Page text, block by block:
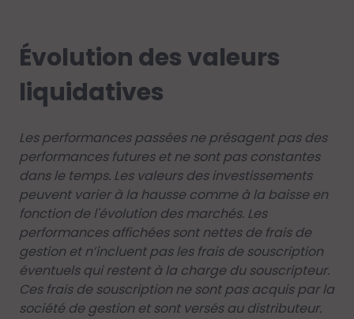
Évolution des valeurs
liquidatives
Les performances passées ne présagent pas des
performances futures et ne sont pas constantes
dans le temps. Les valeurs des investissements
peuvent varier à la hausse comme à la baisse en
fonction de l'évolution des marchés. Les
performances affichées sont nettes de frais de
gestion et n’incluent pas les frais de souscription
éventuels qui restent à la charge du souscripteur.
Ces frais de souscription ne sont pas acquis par la
société de gestion et sont versés au distributeur.